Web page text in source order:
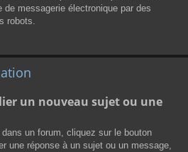
messagerie électronique par des
robots.
un nouveau sujet ou une
un forum, cliquez sur le bouton
une réponse à un sujet ou un message,